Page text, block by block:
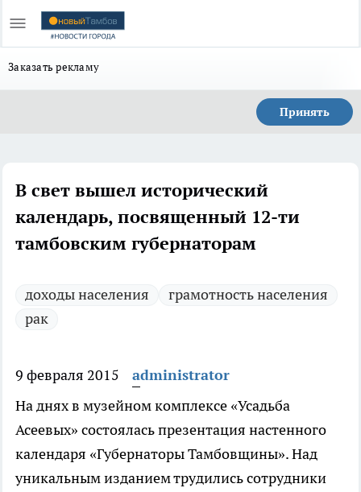
Заказать рекламу
Принять
В свет вышел исторический
календарь, посвященный 12-ти
тамбовским губернаторам
доходы населения
грамотность населения
рак
9 февраля 2015
administrator
На днях в музейном комплексе «Усадьба
Асеевых» состоялась презентация настенного
календаря «Губернаторы Тамбовщины». Над
уникальным изданием трудились сотрудники